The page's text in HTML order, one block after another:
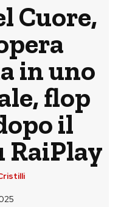
Cuore,
in uno
flop
il
RaiPlay